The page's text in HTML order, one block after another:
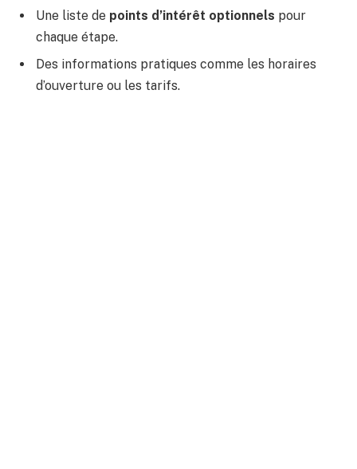
Une liste de points d’intérêt optionnels pour
chaque étape.
Des informations pratiques comme les horaires
d’ouverture ou les tarifs.